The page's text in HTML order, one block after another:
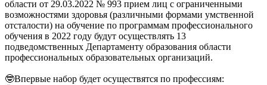
области от 29.03.2022 № 993 прием лиц с ограниченными
возможностями здоровья (различными формами умственной
отсталости) на обучение по программам профессионального
обучения в 2022 году будут осуществлять 13
подведомственных Департаменту образования области
профессиональных образовательных организаций.
🤓Впервые набор будет осуществятся по профессиям: